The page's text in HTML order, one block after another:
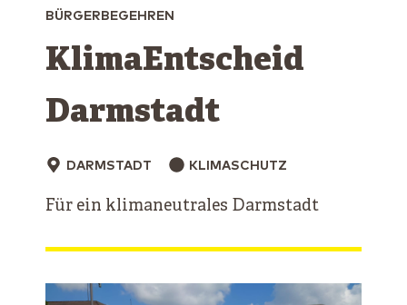
BÜRGERBEGEHREN
KlimaEntscheid
Darmstadt
DARMSTADT KLIMASCHUTZ
Für ein klimaneutrales Darmstadt